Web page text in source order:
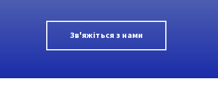
Зв'яжіться з нами